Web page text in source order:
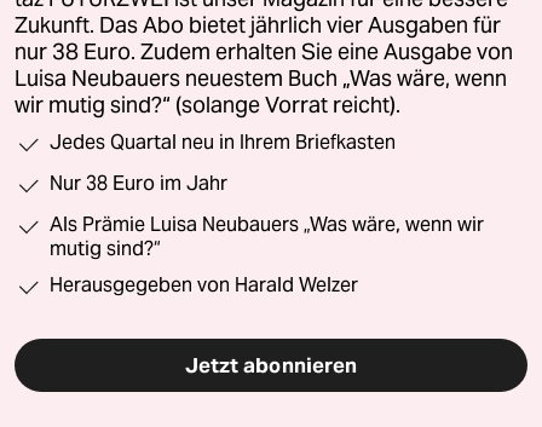
Zukunft. Das Abo bietet jährlich vier Ausgaben für
nur 38 Euro. Zudem erhalten Sie eine Ausgabe von
Luisa Neubauers neuestem Buch „Was wäre, wenn
wir mutig sind?“ (solange Vorrat reicht).
Jedes Quartal neu in Ihrem Briefkasten
Nur 38 Euro im Jahr
Als Prämie Luisa Neubauers „Was wäre, wenn wir
mutig sind?“
Herausgegeben von Harald Welzer
Jetzt abonnieren